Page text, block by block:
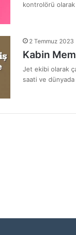
kontrolörü
2 Temmuz 2023
Kabin
Jet ekibi olarak
saati ve